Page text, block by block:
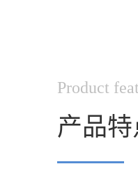
Product
产品特
▔▔▔▔